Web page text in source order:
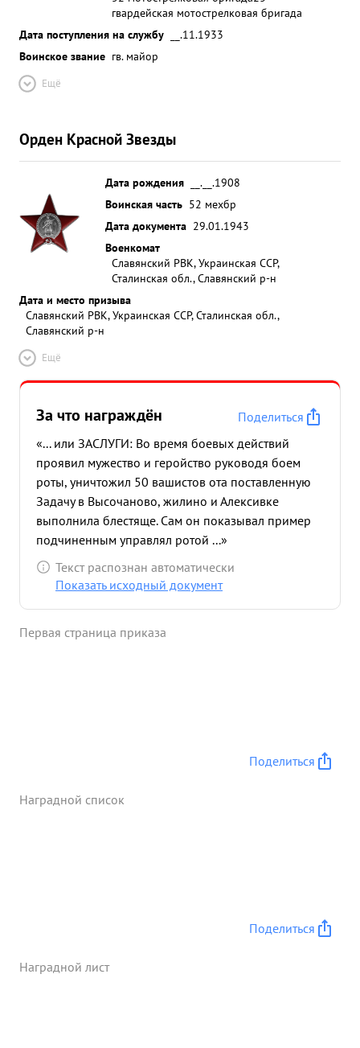
гвардейская мотострелковая бригада
Дата поступления на службу
__.11.1933
Воинское звание гв. майор
Ещё
Орден Красной Звезды
Дата рождения
__.__.1908
Воинская часть 52 мехбр
Дата документа 29.01.1943
Военкомат
Славянский РВК, Украинская ССР,
Сталинская обл., Славянский р-н
Дата и место призыва
Славянский РВК, Украинская ССР, Сталинская обл.,
Славянский р-н
Ещё
За что награждён
Поделиться
«... или ЗАСЛУГИ: Во время боевых действий
проявил мужество и геройство руководя боем
роты, уничтожил 50 вашистов ота поставленную
Задачу в Высочаново, жилино и Алексивке
выполнила блестяще. Сам он показывал пример
подчиненным управлял ротой ...»
Текст распознан автоматически
Показать исходный документ
Первая страница приказа
Поделиться
Наградной список
Поделиться
Наградной лист